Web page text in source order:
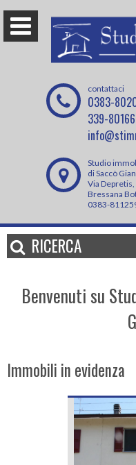
contattaci
0383-
339-
Studio
di Saccò
Via
Bressana
0383-
RICERCA
Benvenuti su
Immobili in evidenza